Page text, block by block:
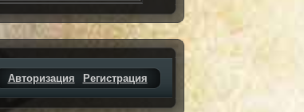
Регистрация
Авторизация